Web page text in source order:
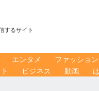
するサイト
エンタメ ファッション
ビジネス 動画